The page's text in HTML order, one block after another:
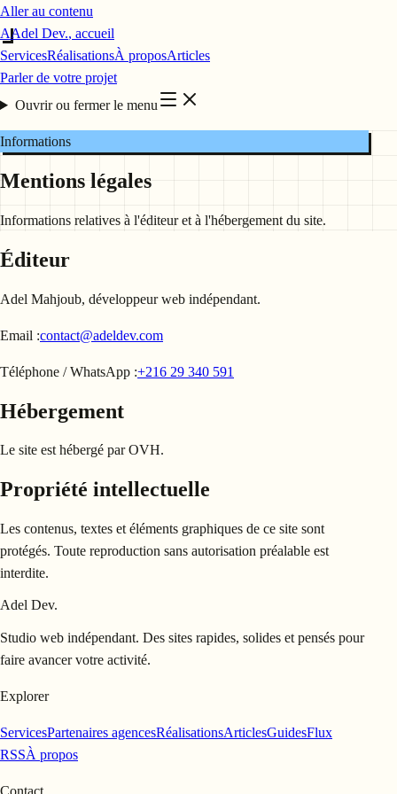
Aller au contenu
AAdel Dev., accueil
ServicesRéalisationsÀ proposArticles
Parler de votre projet
Ouvrir ou fermer le menu
Informations
Mentions légales
Informations relatives à l'éditeur et à l'hébergement du site.
Éditeur
Adel Mahjoub, développeur web indépendant.
Email :contact@adeldev.com
Téléphone / WhatsApp :+216 29 340 591
Hébergement
Le site est hébergé par OVH.
Propriété intellectuelle
Les contenus, textes et éléments graphiques de ce site sont
protégés. Toute reproduction sans autorisation préalable est
interdite.
Adel Dev.
Studio web indépendant. Des sites rapides, solides et pensés pour
faire avancer votre activité.
Explorer
ServicesPartenaires agencesRéalisationsArticlesGuidesFlux
RSSÀ propos